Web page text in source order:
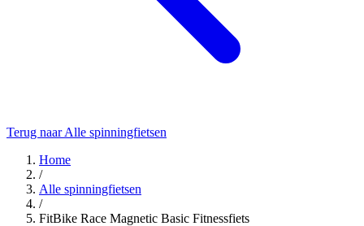
Terug naar Alle spinningfietsen
Home
/
Alle spinningfietsen
/
FitBike Race Magnetic Basic Fitnessfiets